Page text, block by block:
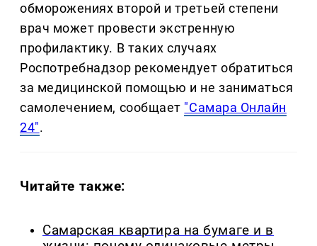
обморожениях второй и третьей степени
врач может провести экстренную
профилактику. В таких случаях
Роспотребнадзор рекомендует обратиться
за медицинской помощью и не заниматься
самолечением, сообщает "Самара Онлайн
24".
Читайте также:
Самарская квартира на бумаге и в